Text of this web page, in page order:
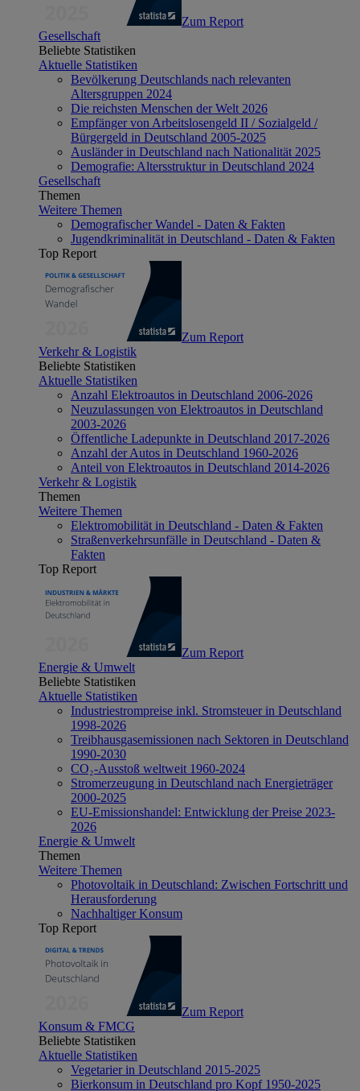
Zum Report
Gesellschaft
Beliebte Statistiken
Aktuelle Statistiken
Bevölkerung Deutschlands nach relevanten
Altersgruppen 2024
Die reichsten Menschen der Welt 2026
Empfänger von Arbeitslosengeld II / Sozialgeld /
Bürgergeld in Deutschland 2005-2025
Ausländer in Deutschland nach Nationalität 2025
Demografie: Altersstruktur in Deutschland 2024
Gesellschaft
Themen
Weitere Themen
Demografischer Wandel - Daten & Fakten
Jugendkriminalität in Deutschland - Daten & Fakten
Top Report
Zum Report
Verkehr & Logistik
Beliebte Statistiken
Aktuelle Statistiken
Anzahl Elektroautos in Deutschland 2006-2026
Neuzulassungen von Elektroautos in Deutschland
2003-2026
Öffentliche Ladepunkte in Deutschland 2017-2026
Anzahl der Autos in Deutschland 1960-2026
Anteil von Elektroautos in Deutschland 2014-2026
Verkehr & Logistik
Themen
Weitere Themen
Elektromobilität in Deutschland - Daten & Fakten
Straßenverkehrsunfälle in Deutschland - Daten &
Fakten
Top Report
Zum Report
Energie & Umwelt
Beliebte Statistiken
Aktuelle Statistiken
Industriestrompreise inkl. Stromsteuer in Deutschland
1998-2026
Treibhausgasemissionen nach Sektoren in Deutschland
1990-2030
CO₂-Ausstoß weltweit 1960-2024
Stromerzeugung in Deutschland nach Energieträger
2000-2025
EU-Emissionshandel: Entwicklung der Preise 2023-
2026
Energie & Umwelt
Themen
Weitere Themen
Photovoltaik in Deutschland: Zwischen Fortschritt und
Herausforderung
Nachhaltiger Konsum
Top Report
Zum Report
Konsum & FMCG
Beliebte Statistiken
Aktuelle Statistiken
Vegetarier in Deutschland 2015-2025
Bierkonsum in Deutschland pro Kopf 1950-2025